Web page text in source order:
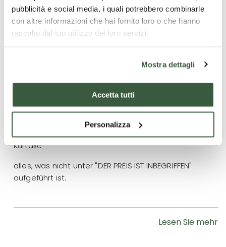
pubblicità e social media, i quali potrebbero combinarle
con altre informazioni che hai fornito loro o che hanno
raccolto dal tuo utilizzo dei loro servizi.
Mostra dettagli
Accetta tutti
Personalizza
freier Eintritt in den Park "Tonic" in Terni (Schwimmbad
und Fitnessstudio)
Versicherung für medizinisches Gepäck
Was ist nicht enthalten
Transport
Trinkgelder und persönliche Extras
Kurtaxe
alles, was nicht unter "DER PREIS IST INBEGRIFFEN"
aufgeführt ist.
Lesen Sie mehr